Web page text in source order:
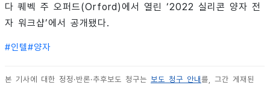
다 퀘벡 주 오퍼드(Orford)에서 열린 ‘2022 실리콘 양자 전
자 워크샵’에서 공개됐다.
#인텔#양자
본 기사에 대한 정정·반론·추후보도 청구는 보도 청구 안내 를, 그간 게재된